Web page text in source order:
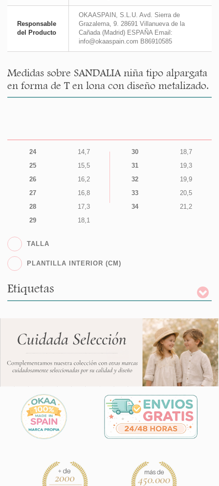
Responsable
del Producto
OKAASPAIN, S.L.U. Avd. Sierra de
Grazalema, 9. 28691 Villanueva de la
Cañada (Madrid) ESPAÑA Email:
info@okaaspain.com B86910585
Medidas sobre SANDALIA niña tipo alpargata
en forma de T en lona con diseño metalizado.
24
14,7
25
15,5
26
16,2
27
16,8
28
17,3
29
18,1
30
18,7
31
19,3
32
19,9
33
20,5
34
21,2
TALLA
PLANTILLA INTERIOR (CM)
Etiquetas